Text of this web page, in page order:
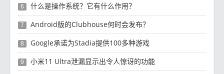
6 什么是操作系统？它有什么作用？
7 Android版的Clubhouse何时会发布？
8 Google承诺为Stadia提供100多种游戏
9 小米11 Ultra泄漏显示出令人惊讶的功能